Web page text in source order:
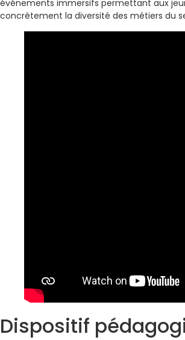
événements immersifs permettant aux
concrètement la diversité des métiers du
Dispositif